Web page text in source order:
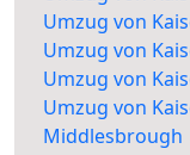
Umzug von
Umzug von
Umzug von
Umzug von
Middlesbrough